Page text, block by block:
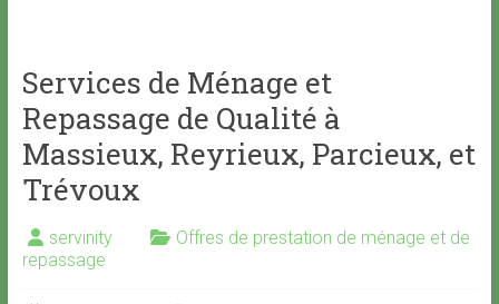
Services de Ménage et
Repassage de Qualité à
Massieux, Reyrieux, Parcieux, et
Trévoux
servinity
Offres de prestation de ménage et de
repassage